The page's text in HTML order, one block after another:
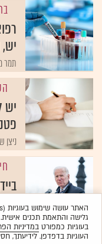
תמר
יש
ניצן
וול גלישה והתאמת תכנים
בעוגיות כמפורטבמדיניות
העוגיות בדפדפן. לידיעתך,